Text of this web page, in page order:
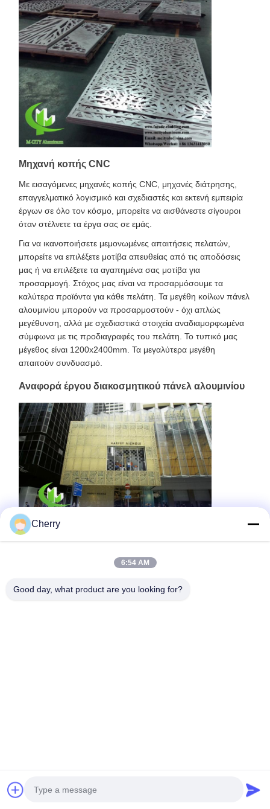
Μηχανή κοπής CNC
Με εισαγόμενες μηχανές κοπής CNC, μηχανές διάτρησης,
επαγγελματικό λογισμικό και σχεδιαστές και εκτενή εμπειρία
έργων σε όλο τον κόσμο, μπορείτε να αισθάνεστε σίγουροι
όταν στέλνετε τα έργα σας σε εμάς.
Για να ικανοποιήσετε μεμονωμένες απαιτήσεις πελατών,
μπορείτε να επιλέξετε μοτίβα απευθείας από τις αποδόσεις
μας ή να επιλέξετε τα αγαπημένα σας μοτίβα για
προσαρμογή. Στόχος μας είναι να προσαρμόσουμε τα
καλύτερα προϊόντα για κάθε πελάτη. Τα μεγέθη κοίλων πάνελ
αλουμινίου μπορούν να προσαρμοστούν - όχι απλώς
μεγέθυνση, αλλά με σχεδιαστικά στοιχεία αναδιαμορφωμένα
σύμφωνα με τις προδιαγραφές του πελάτη. Το τυπικό μας
μέγεθος είναι 1200x2400mm. Τα μεγαλύτερα μεγέθη
απαιτούν συνδυασμό.
Αναφορά έργου διακοσμητικού πάνελ αλουμινίου
Cherry
6:54 AM
Good day, what product are you looking for?